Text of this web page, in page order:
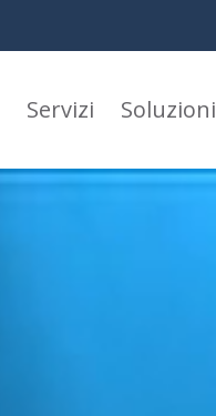
Servizi Soluzioni